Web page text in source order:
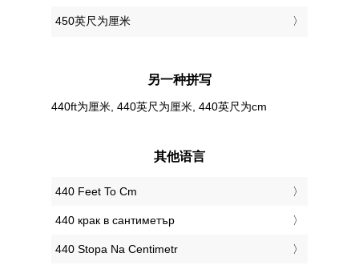
450英尺为厘米
另一种拼写
440ft为厘米, 440英尺为厘米, 440英尺为cm
其他语言
‎440 Feet To Cm
‎440 крак в сантиметър
‎440 Stopa Na Centimetr